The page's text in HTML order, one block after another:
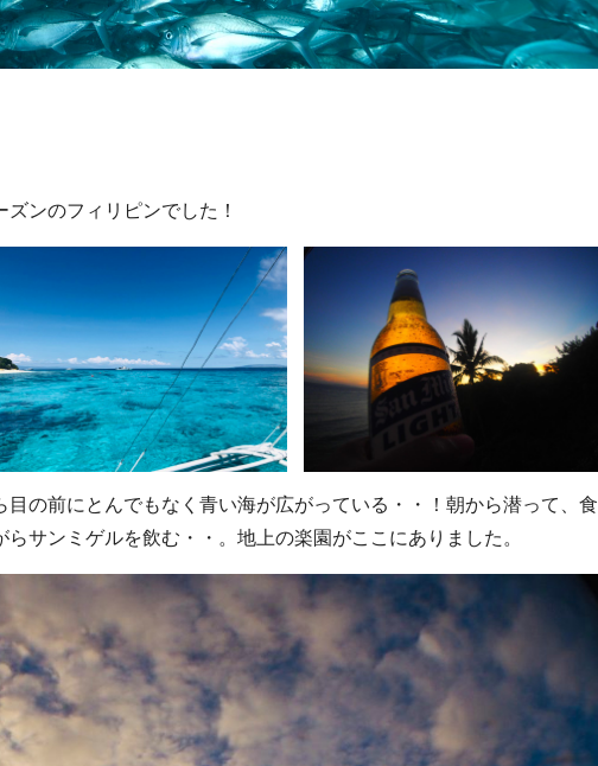
ンのフィリピンでした！
の前にとんでもなく青い海が広がっている・・！朝から潜って、食
サンミゲルを飲む・・。地上の楽園がここにありました。